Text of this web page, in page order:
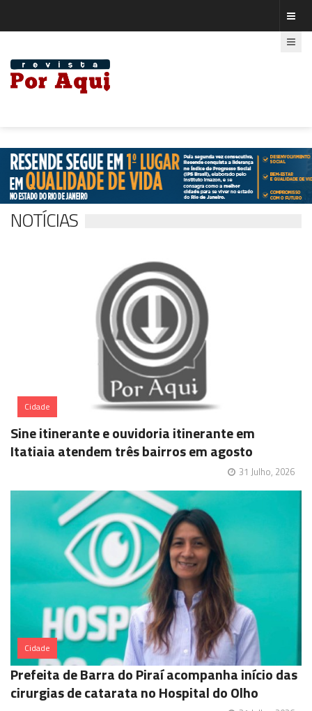
NOTÍCIAS
Cidade
Sine itinerante e ouvidoria itinerante em
Itatiaia atendem três bairros em agosto
31 Julho, 2026
Cidade
Prefeita de Barra do Piraí acompanha início das
cirurgias de catarata no Hospital do Olho